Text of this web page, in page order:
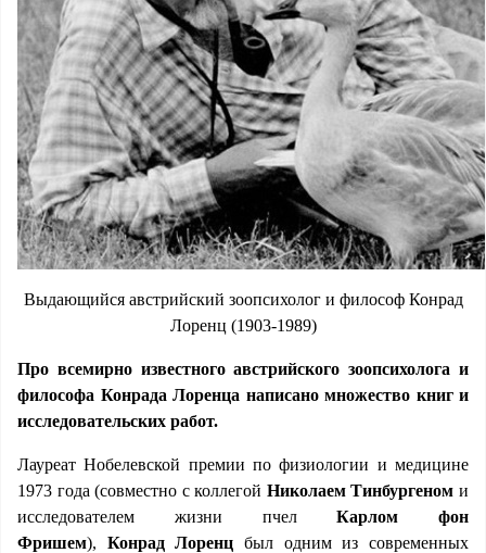
Выдающийся австрийский зоопсихолог и философ Конрад
Лоренц (1903-1989)
Про всемирно известного австрийского зоопсихолога и
философа Конрада Лоренца написано множество книг и
исследовательских работ.
Лауреат Нобелевской премии по физиологии и медицине
1973 года (совместно с коллегой Николаем Тинбургеном и
исследователем жизни пчелКарлом фон
Фришем), Конрад Лоренц был одним из современных